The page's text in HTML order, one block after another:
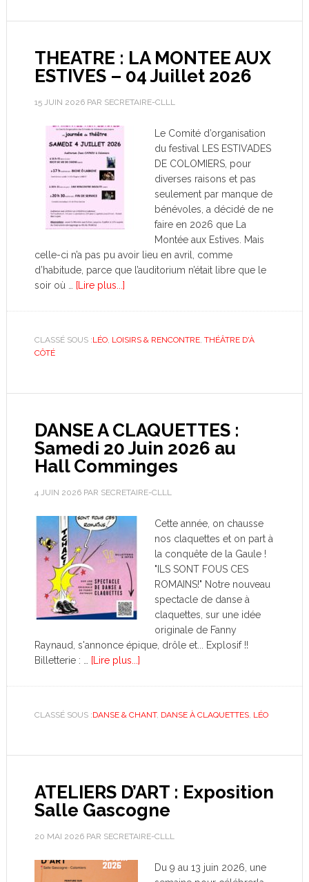
THEATRE : LA MONTEE AUX
ESTIVES – 04 Juillet 2026
15 JUIN 2026PAR SECRETAIRE-CLLL
Le Comité d’organisation
du festival LES ESTIVADES
DE COLOMIERS, pour
diverses raisons et pas
seulement par manque de
bénévoles, a décidé de ne
faire en 2026 que La
Montée aux Estives. Mais
celle-ci n’a pas pu avoir lieu en avril, comme
d’habitude, parce que l’auditorium n’était libre que le
soir où …
[Lire plus...]
CLASSÉ SOUS :LÉO, LOISIRS & RENCONTRE, THÉÂTRE D'À
CÔTÉ
DANSE A CLAQUETTES :
Samedi 20 Juin 2026 au
Hall Comminges
4 JUIN 2026PAR SECRETAIRE-CLLL
Cette année, on chausse
nos claquettes et on part à
la conquête de la Gaule !
"ILS SONT FOUS CES
ROMAINS!" Notre nouveau
spectacle de danse à
claquettes, sur une idée
originale de Fanny
Raynaud, s'annonce épique, drôle et... Explosif !!
Billetterie : …
[Lire plus...]
CLASSÉ SOUS :DANSE & CHANT, DANSE À CLAQUETTES, LÉO
ATELIERS D’ART : Exposition
Salle Gascogne
20 MAI 2026PAR SECRETAIRE-CLLL
Du 9 au 13 juin 2026, une